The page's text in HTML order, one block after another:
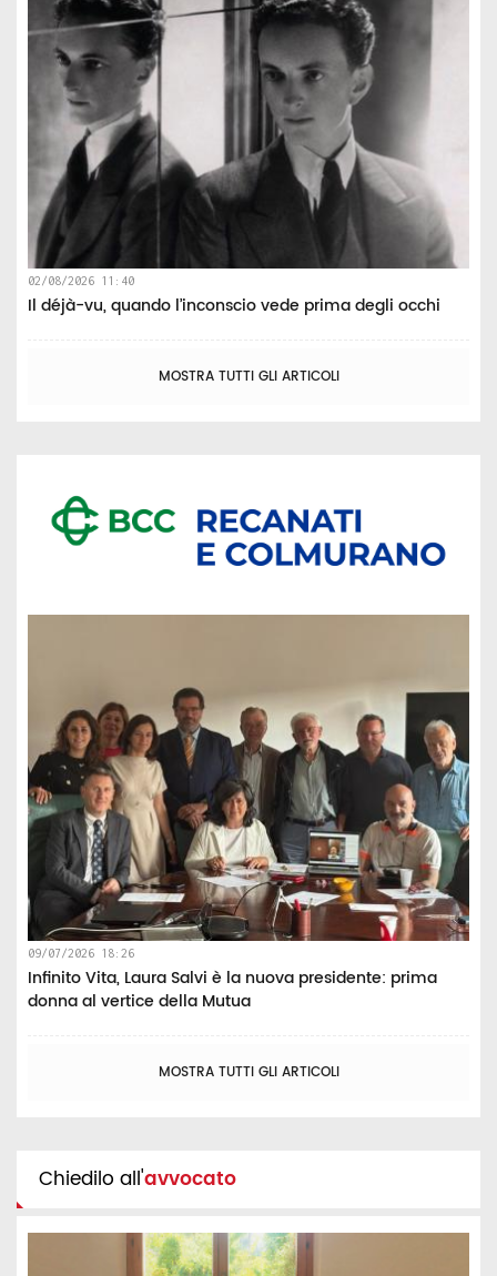
02/08/2026 11:40
Il déjà-vu, quando l’inconscio vede prima degli occhi
MOSTRA TUTTI GLI ARTICOLI
09/07/2026 18:26
Infinito Vita, Laura Salvi è la nuova presidente: prima
donna al vertice della Mutua
MOSTRA TUTTI GLI ARTICOLI
Chiedilo all'avvocato